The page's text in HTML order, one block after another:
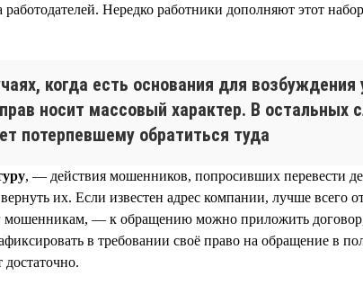
Нередко работники дополняют этот
когда есть основания для возбуждения
носит массовый характер. В остальных
потерпевшему обратиться туда
, — действия мошенников, попросивших перевести
их. Если известен адрес компании, лучше всего
— к обращению можно приложить
в требовании своё право на обращение в